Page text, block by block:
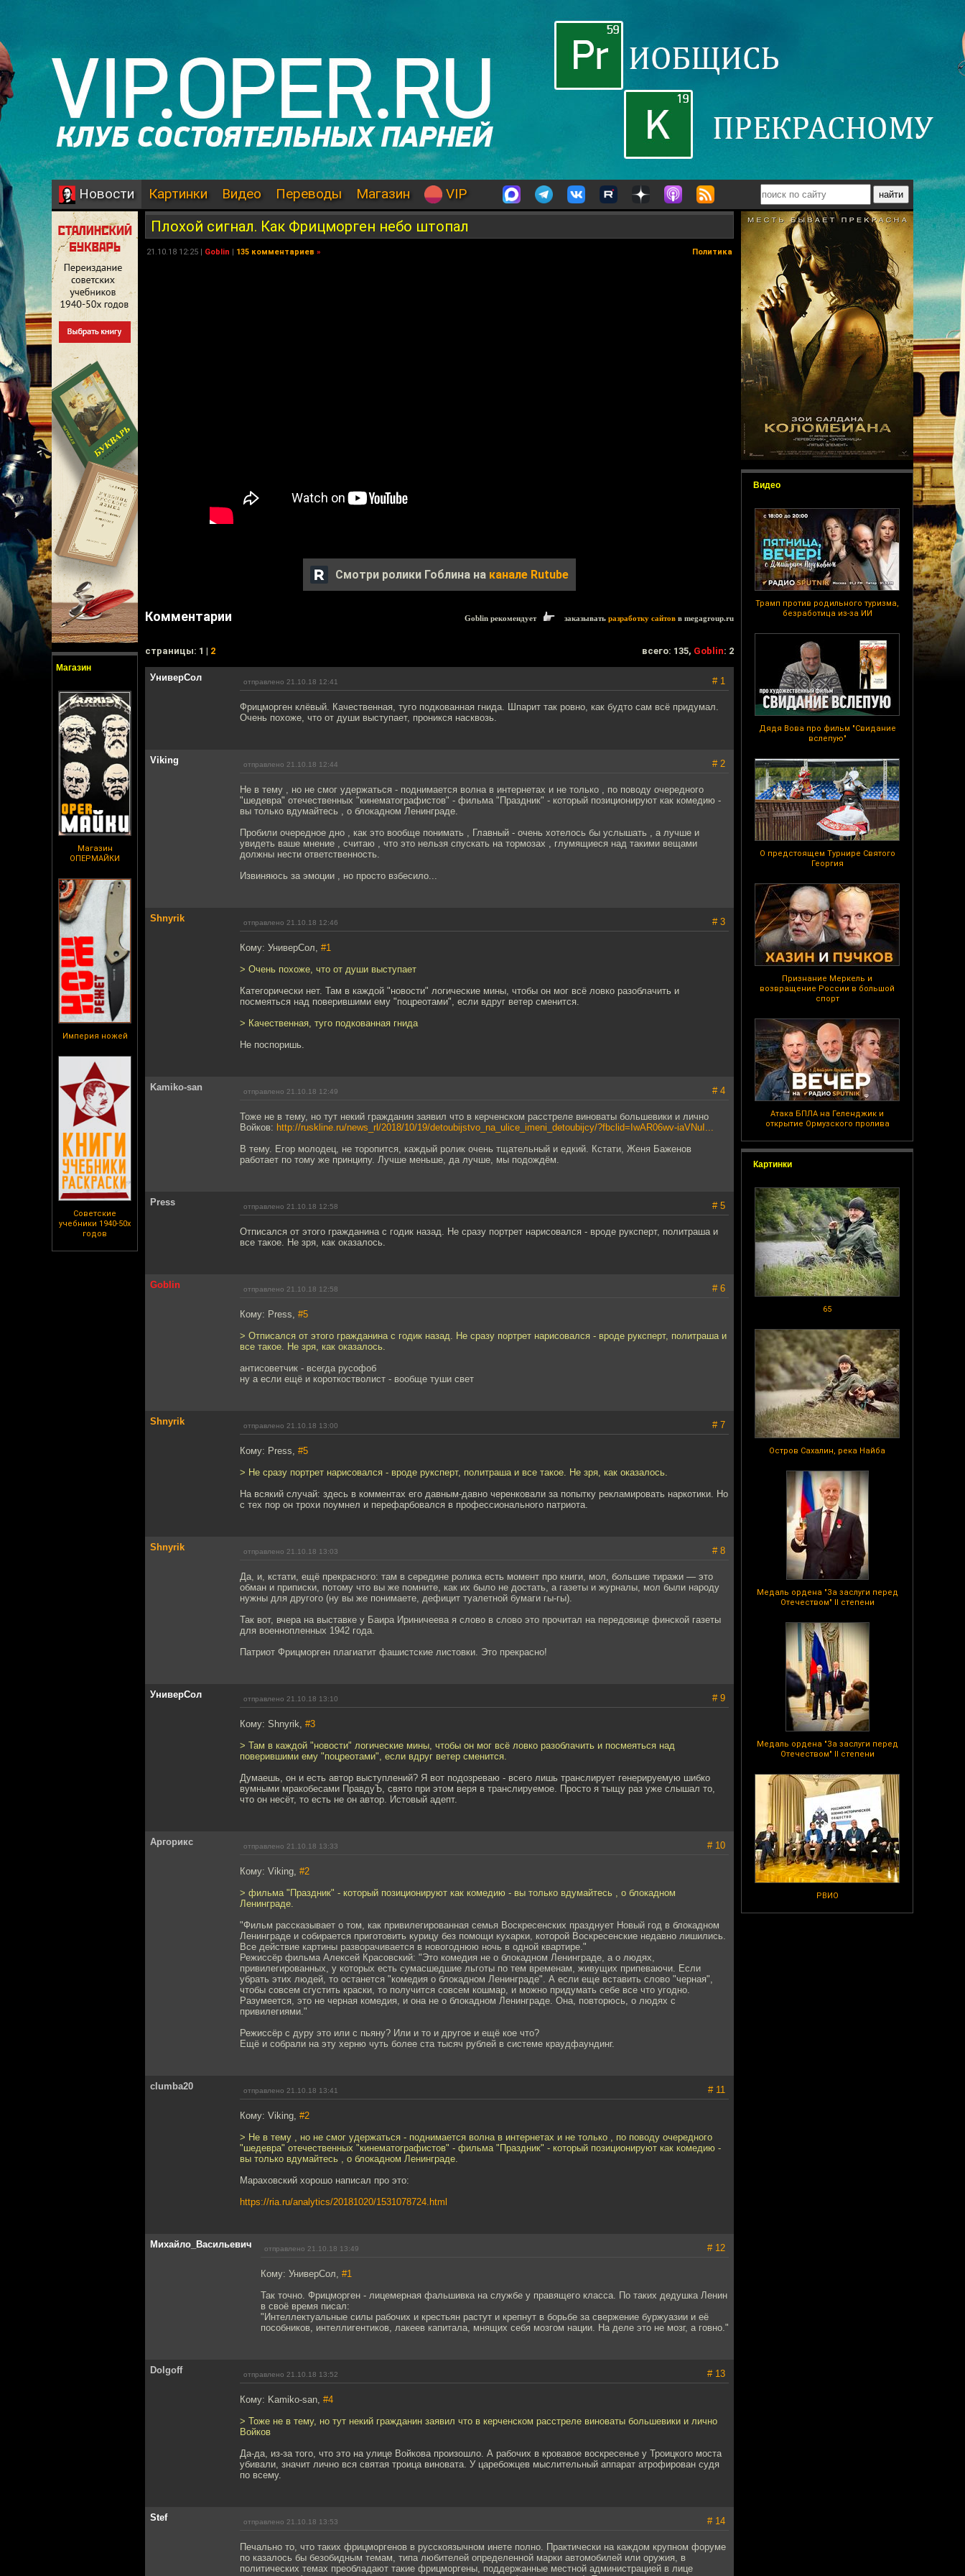
Новости Картинки Видео Переводы Магазин VIP
Магазин
Магазин
ОПЕРМАЙКИ
Империя ножей
Советские
учебники 1940-50х
годов
Видео
Трамп против родильного туризма,
безработица из-за ИИ
Дядя Вова про фильм "Свидание
вслепую"
О предстоящем Турнире Святого
Георгия
Признание Меркель и
возвращение России в большой
спорт
Атака БПЛА на Геленджик и
открытие Ормузского пролива
Картинки
65
Остров Сахалин, река Найба
Медаль ордена "За заслуги перед
Отечеством" II степени
Медаль ордена "За заслуги перед
Отечеством" II степени
РВИО
Плохой сигнал. Как Фрицморген небо штопал
21.10.18 12:25 | Goblin | 135 комментариев » Политика
Смотри ролики Гоблина на канале Rutube
Комментарии Goblin рекомендует заказывать разработку сайтов в megagroup.ru
cтраницы: 1 | 2 всего: 135, Goblin: 2
УниверСол отправлено 21.10.18 12:41 # 1
Фрицморген клёвый. Качественная, туго подкованная гнида. Шпарит так ровно, как будто сам всё придумал.
Очень похоже, что от души выступает, проникся насквозь.
Viking отправлено 21.10.18 12:44 # 2
Не в тему , но не смог удержаться - поднимается волна в интернетах и не только , по поводу очередного
"шедевра" отечественных "кинематографистов" - фильма "Праздник" - который позиционируют как комедию -
вы только вдумайтесь , о блокадном Ленинграде.
Пробили очередное дно , как это вообще понимать , Главный - очень хотелось бы услышать , а лучше и
увидеть ваше мнение , считаю , что это нельзя спускать на тормозах , глумящиеся над такими вещами
должны нести ответственность.
Извиняюсь за эмоции , но просто взбесило...
Shnyrik отправлено 21.10.18 12:46 # 3
Кому: УниверСол, #1
> Очень похоже, что от души выступает
Категорически нет. Там в каждой "новости" логические мины, чтобы он мог всё ловко разоблачить и
посмеяться над поверившими ему "поцреотами", если вдруг ветер сменится.
> Качественная, туго подкованная гнида
Не поспоришь.
Kamiko-san отправлено 21.10.18 12:49 # 4
Тоже не в тему, но тут некий гражданин заявил что в керченском расстреле виноваты большевики и лично
Войков: http://ruskline.ru/news_rl/2018/10/19/detoubijstvo_na_ulice_imeni_detoubijcy/?fbclid=IwAR06wv-iaVNuI...
В тему. Егор молодец, не торопится, каждый ролик очень тщательный и едкий. Кстати, Женя Баженов
работает по тому же принципу. Лучше меньше, да лучше, мы подождём.
Press отправлено 21.10.18 12:58 # 5
Отписался от этого гражданина с годик назад. Не сразу портрет нарисовался - вроде руксперт, политраша и
все такое. Не зря, как оказалось.
Goblin отправлено 21.10.18 12:58 # 6
Кому: Press, #5
> Отписался от этого гражданина с годик назад. Не сразу портрет нарисовался - вроде руксперт, политраша и
все такое. Не зря, как оказалось.
антисоветчик - всегда русофоб
ну а если ещё и короткостволист - вообще туши свет
Shnyrik отправлено 21.10.18 13:00 # 7
Кому: Press, #5
> Не сразу портрет нарисовался - вроде руксперт, политраша и все такое. Не зря, как оказалось.
На всякий случай: здесь в комментах его давным-давно черенковали за попытку рекламировать наркотики. Но
с тех пор он трохи поумнел и перефарбовался в профессионального патриота.
Shnyrik отправлено 21.10.18 13:03 # 8
Да, и, кстати, ещё прекрасного: там в середине ролика есть момент про книги, мол, большие тиражи — это
обман и приписки, потому что вы же помните, как их было не достать, а газеты и журналы, мол были народу
нужны для другого (ну вы же понимаете, дефицит туалетной бумаги гы-гы).
Так вот, вчера на выставке у Баира Ириничеева я слово в слово это прочитал на передовице финской газеты
для военнопленных 1942 года.
Патриот Фрицморген плагиатит фашистские листовки. Это прекрасно!
УниверСол отправлено 21.10.18 13:10 # 9
Кому: Shnyrik, #3
> Там в каждой "новости" логические мины, чтобы он мог всё ловко разоблачить и посмеяться над
поверившими ему "поцреотами", если вдруг ветер сменится.
Думаешь, он и есть автор выступлений? Я вот подозреваю - всего лишь транслирует генерируемую шибко
вумными мракобесами ПравдуЪ, свято при этом веря в транслируемое. Просто я тыщу раз уже слышал то,
что он несёт, то есть не он автор. Истовый адепт.
Аргорикс отправлено 21.10.18 13:33 # 10
Кому: Viking, #2
> фильма "Праздник" - который позиционируют как комедию - вы только вдумайтесь , о блокадном
Ленинграде.
"Фильм рассказывает о том, как привилегированная семья Воскресенских празднует Новый год в блокадном
Ленинграде и собирается приготовить курицу без помощи кухарки, которой Воскресенские недавно лишились.
Все действие картины разворачивается в новогоднюю ночь в одной квартире."
Режиссёр фильма Алексей Красовский: "Это комедия не о блокадном Ленинграде, а о людях,
привилегированных, у которых есть сумасшедшие льготы по тем временам, живущих припеваючи. Если
убрать этих людей, то останется "комедия о блокадном Ленинграде". А если еще вставить слово "черная",
чтобы совсем сгустить краски, то получится совсем кошмар, и можно придумать себе все что угодно.
Разумеется, это не черная комедия, и она не о блокадном Ленинграде. Она, повторюсь, о людях с
привилегиями."
Режиссёр с дуру это или с пьяну? Или и то и другое и ещё кое что?
Ещё и собрали на эту херню чуть более ста тысяч рублей в системе краудфаундинг.
clumba20 отправлено 21.10.18 13:41 # 11
Кому: Viking, #2
> Не в тему , но не смог удержаться - поднимается волна в интернетах и не только , по поводу очередного
"шедевра" отечественных "кинематографистов" - фильма "Праздник" - который позиционируют как комедию -
вы только вдумайтесь , о блокадном Ленинграде.
Мараховский хорошо написал про это:
https://ria.ru/analytics/20181020/1531078724.html
Михайло_Васильевич отправлено 21.10.18 13:49 # 12
Кому: УниверСол, #1
Так точно. Фрицморген - лицемерная фальшивка на службе у правящего класса. По таких дедушка Ленин
в своё время писал:
"Интеллектуальные силы рабочих и крестьян растут и крепнут в борьбе за свержение буржуазии и её
пособников, интеллигентиков, лакеев капитала, мнящих себя мозгом нации. На деле это не мозг, а говно."
Dolgoff отправлено 21.10.18 13:52 # 13
Кому: Kamiko-san, #4
> Тоже не в тему, но тут некий гражданин заявил что в керченском расстреле виноваты большевики и лично
Войков
Да-да, из-за того, что это на улице Войкова произошло. А рабочих в кровавое воскресенье у Троицкого моста
убивали, значит лично вся святая троица виновата. У царебожцев мыслительный аппарат атрофирован судя
по всему.
Stef отправлено 21.10.18 13:53 # 14
Печально то, что таких фрицморгенов в русскоязычном инете полно. Практически на каждом крупном форуме
по казалось бы безобидным темам, типа любителей определенной марки автомобилей или оружия, в
политических темах преобладают такие фрицморгены, поддержанные местной администрацией в лице